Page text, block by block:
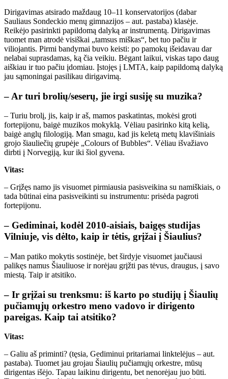
Dirigavimas atsirado maždaug 10–11 konservatorijos (dabar
Sauliaus Sondeckio menų gimnazijos – aut. pastaba) klasėje.
Reikėjo pasirinkti papildomą dalyką ar instrumentą. Dirigavimas
tuomet man atrodė visiškai „tamsus miškas“, bet tuo pačiu ir
viliojantis. Pirmi bandymai buvo keisti: po pamokų išeidavau dar
nelabai suprasdamas, ką čia veikiu. Bėgant laikui, viskas tapo daug
aiškiau ir tuo pačiu įdomiau. Įstojęs į LMTA, kaip papildomą dalyką
jau sąmoningai pasilikau dirigavimą.
– Ar turi brolių/seserų, jie irgi susiję su muzika?
– Turiu brolį, jis, kaip ir aš, mamos paskatintas, mokėsi groti
fortepijonu, baigė muzikos mokyklą. Vėliau pasirinko kitą kelią,
baigė anglų filologiją. Man smagu, kad jis keletą metų klavišiniais
grojo šiauliečių grupėje „Colours of Bubbles“. Vėliau išvažiavo
dirbti į Norvegiją, kur iki šiol gyvena.
Vitas:
– Grįžęs namo jis visuomet pirmiausia pasisveikina su namiškiais, o
tada būtinai eina pasisveikinti su instrumentu: prisėda pagroti
fortepijonu.
– Gediminai, kodėl 2010-aisiais, baigęs studijas
Vilniuje, vis dėlto, kaip ir tėtis, grįžai į Šiaulius?
– Man patiko mokytis sostinėje, bet širdyje visuomet jaučiausi
palikęs namus Šiauliuose ir norėjau grįžti pas tėvus, draugus, į savo
miestą. Taip ir atsitiko.
– Ir grįžai su trenksmu: iš karto po studijų į Šiaulių
pučiamųjų orkestro meno vadovo ir dirigento
pareigas. Kaip tai atsitiko?
Vitas:
– Galiu aš priminti? (tęsia, Gediminui pritariamai linktelėjus – aut.
pastaba). Tuomet jau grojau Šiaulių pučiamųjų orkestre, mūsų
dirigentas išėjo. Tapau laikinu dirigentu, bet nenorėjau juo būti.